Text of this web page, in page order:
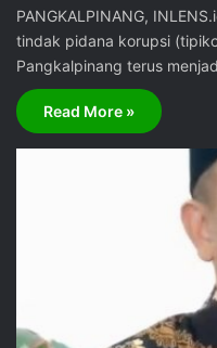
PANGKALPINANG,
tindak pidana korupsi
Pangkalpinang terus
Read More »